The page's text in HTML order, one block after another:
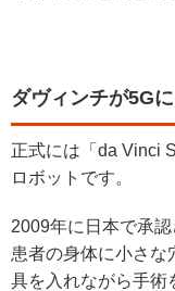
ダヴィンチが5G
正式には「da Vinci
ロボットです。
2009年に日本で承
患者の身体に小さな
具を入れながら手術